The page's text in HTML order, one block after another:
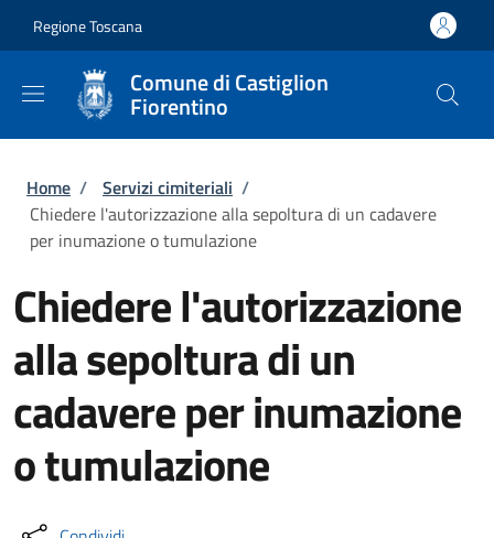
Regione Toscana
Comune di Castiglion
Fiorentino
Briciole di pane
Home / Servizi cimiteriali /
Chiedere l'autorizzazione alla sepoltura di un cadavere
per inumazione o tumulazione
Chiedere l'autorizzazione
alla sepoltura di un
cadavere per inumazione
o tumulazione